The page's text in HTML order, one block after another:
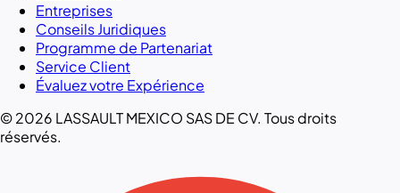
Entreprises
Conseils Juridiques
Programme de Partenariat
Service Client
Évaluez votre Expérience
© 2026 LASSAULT MEXICO SAS DE CV. Tous droits
réservés.